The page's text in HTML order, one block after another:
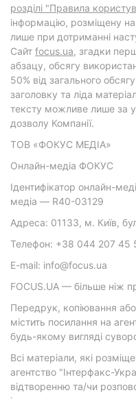
розділі "Правила
інформацію, розміщену
лише при дотриманні
Cайт focus.ua, згадки
абзацу, обсягу
50% від загального
заголовку та ліда
тексту можливе лише за
дозволу Компанії.
ТОВ «ФОКУС МЕДІА»
Онлайн-медіа ФОКУС
Ідентифікатор онлайн-
медіа — R40-03129
Адреса: 01133, м. Київ,
Телефон: +38 044 207 45
E-mail: info@focus.ua
FOCUS.UA — більше ніж
Передрук, копіювання
містить посилання на
будь-якому вигляді
Всі матеріали, які
агентство "Інтерфакс-
відтворенню та/чи